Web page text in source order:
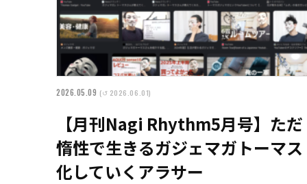
2026.05.09 (↺ 2026.06.01)
【月刊Nagi Rhythm5月号】ただ
惰性で生きるガジェマガトーマス
化していくアラサー